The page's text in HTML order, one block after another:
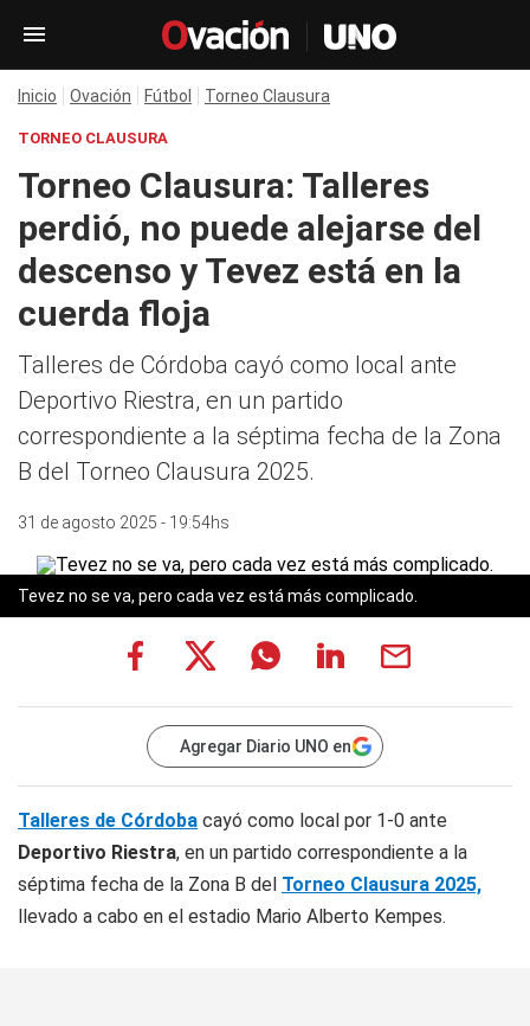
Inicio Ovación Fútbol Torneo Clausura
TORNEO CLAUSURA
Torneo Clausura: Talleres
perdió, no puede alejarse del
descenso y Tevez está en la
cuerda floja
Talleres de Córdoba cayó como local ante
Deportivo Riestra, en un partido
correspondiente a la séptima fecha de la Zona
B del Torneo Clausura 2025.
31 de agosto 2025 - 19:54hs
Tevez no se va, pero cada vez está más complicado.
Agregar Diario UNO en
Talleres de Córdoba cayó como local por 1-0 ante
Deportivo Riestra, en un partido correspondiente a la
séptima fecha de la Zona B del Torneo Clausura 2025,
llevado a cabo en el estadio Mario Alberto Kempes.